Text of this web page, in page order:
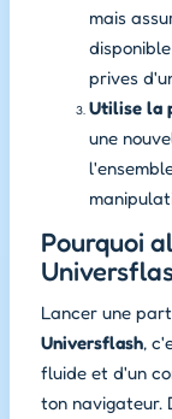
mais
prives
Utilise la
une
Pourquoi
Lancer une
Universflash,
fluide et d'un
ton navigateur.